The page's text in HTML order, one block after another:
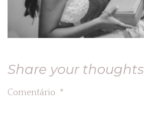
Share your thoughts
Comentário *